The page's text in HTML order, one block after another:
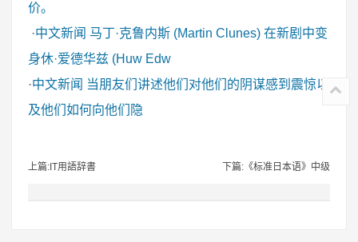
价。
·中文新闻 马丁·克鲁内斯 (Martin Clunes) 在新剧中变
身休·爱德华兹 (Huw Edw
·中文新闻 当朋友们讲述他们对他们的阴谋感到震惊以
及他们如何向他们隐
上篇:IT用語辞書 下篇:《标准日本语》中级